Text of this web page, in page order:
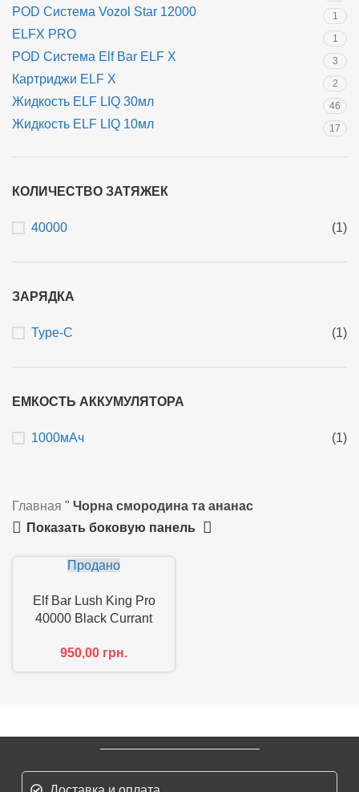
POD Система Vozol Star 12000 1
ELFX PRO 1
POD Система Elf Bar ELF X 3
Картриджи ELF X 2
Жидкость ELF LIQ 30мл 46
Жидкость ELF LIQ 10мл 17
КОЛИЧЕСТВО ЗАТЯЖЕК
40000 (1)
ЗАРЯДКА
Type-C (1)
ЕМКОСТЬ АККУМУЛЯТОРА
1000мАч (1)
Главная " Чорна смородина та ананас
Показать боковую панель
Продано
Elf Bar Lush King Pro
40000 Black Currant
950,00 грн.